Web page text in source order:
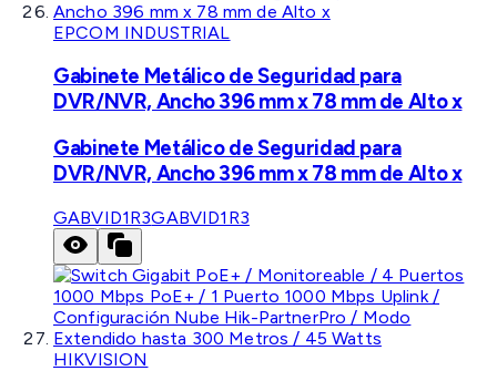
EPCOM INDUSTRIAL
Gabinete Metálico de Seguridad para
DVR/NVR, Ancho 396 mm x 78 mm de Alto x
Gabinete Metálico de Seguridad para
DVR/NVR, Ancho 396 mm x 78 mm de Alto x
GABVID1R3GABVID1R3
HIKVISION